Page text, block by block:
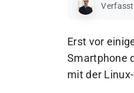
Erst vor
Smartphone
mit der